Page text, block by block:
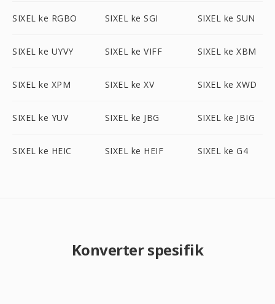
SIXEL ke RGBO SIXEL ke SGI SIXEL ke SUN
SIXEL ke UYVY SIXEL ke VIFF SIXEL ke XBM
SIXEL ke XPM SIXEL ke XV SIXEL ke XWD
SIXEL ke YUV SIXEL ke JBG SIXEL ke JBIG
SIXEL ke HEIC SIXEL ke HEIF SIXEL ke G4
Konverter spesifik